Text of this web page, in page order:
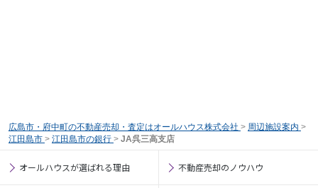
広島市・府中町の不動産売却・査定はオールハウス株式会社 > 周辺施設案内 >
江田島市 > 江田島市の銀行 > JA呉三高支店
オールハウスが選ばれる理由 不動産売却のノウハウ